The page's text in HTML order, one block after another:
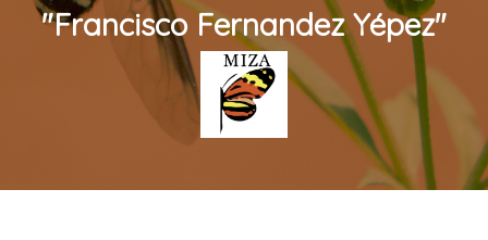
"Francisco Fernandez Yépez"